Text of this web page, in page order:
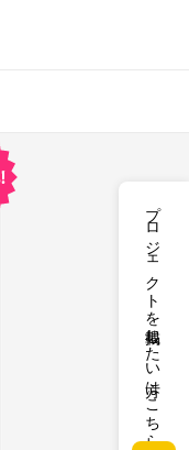
プロジェクトを掲載したい方はこちら